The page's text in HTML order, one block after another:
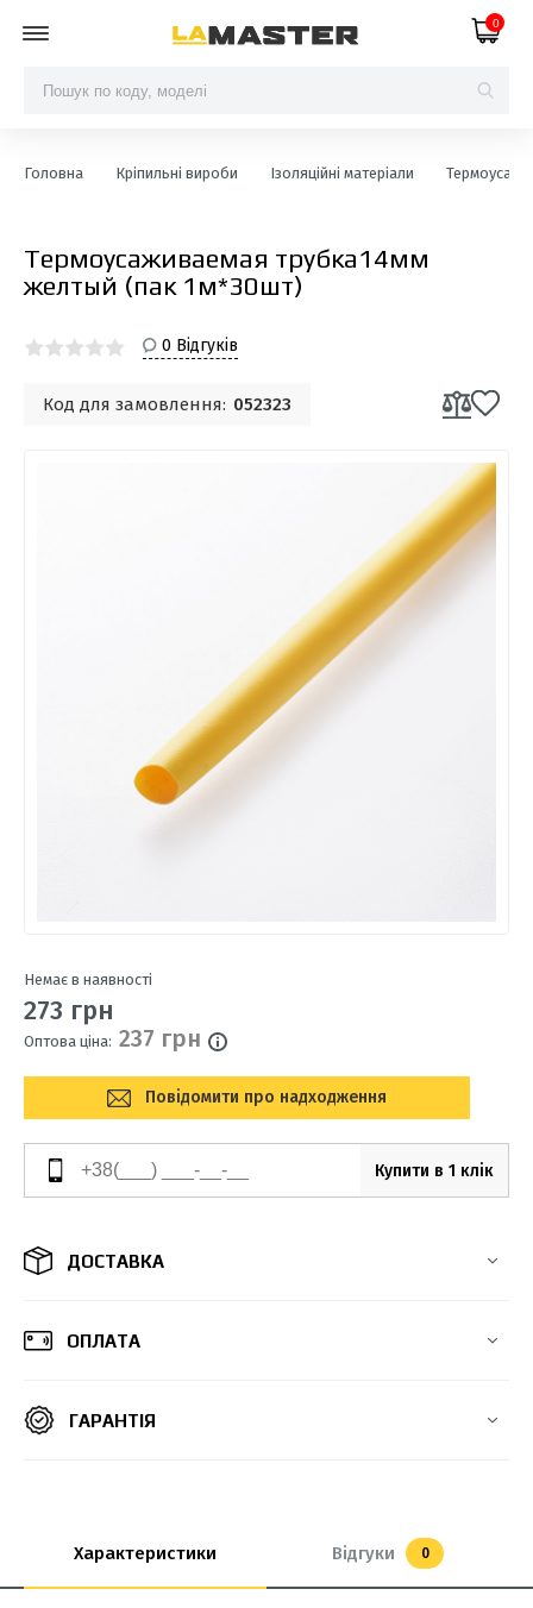
0
Головна Кріпильні вироби Ізоляційні матеріали
Термоусаживаемая трубка14мм
желтый (пак 1м*30шт)
0 Відгуків
Код для замовлення: 052323
Немає в наявності
273 грн
Оптова ціна: 237 грн
Повідомити про надходження
Купити в 1 клік
ДОСТАВКА
ОПЛАТА
ГАРАНТІЯ
Характеристики Відгуки 0